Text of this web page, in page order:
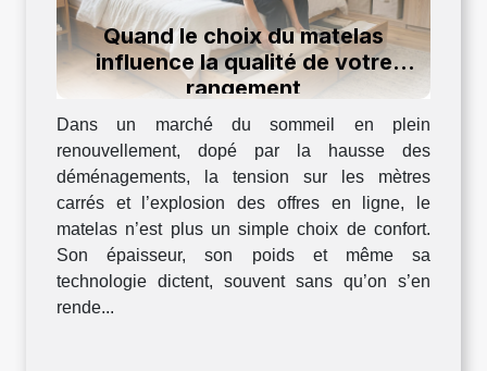
Quand le choix du matelas
influence la qualité de votre
rangement
Dans un marché du sommeil en plein
renouvellement, dopé par la hausse des
déménagements, la tension sur les mètres
carrés et l’explosion des offres en ligne, le
matelas n’est plus un simple choix de confort.
Son épaisseur, son poids et même sa
technologie dictent, souvent sans qu’on s’en
rende...